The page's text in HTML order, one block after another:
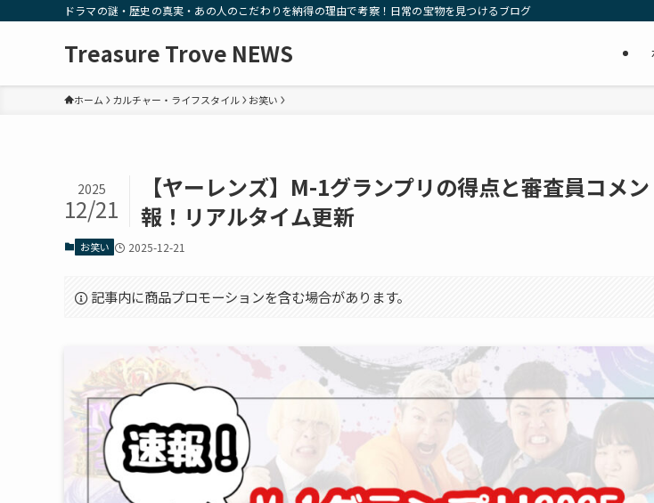
ドラマの謎・歴史の真実・あの人のこだわりを納得の理由で考察！日常の宝物を見つけるブログ
Treasure Trove NEWS
ホーム カルチャー・ライフスタイル お笑い
【ヤーレンズ】M-1グランプリの得点と審査員コメ
報！リアルタイム更新
2025
12/21
お笑い 2025-12-21
記事内に商品プロモーションを含む場合があります。